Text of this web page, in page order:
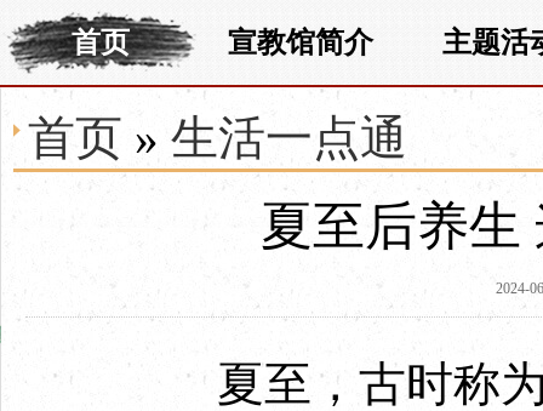
首页 宣教馆简介 主题活
首页 » 生活一点通
夏至后养生
2024-
夏至，古时称为